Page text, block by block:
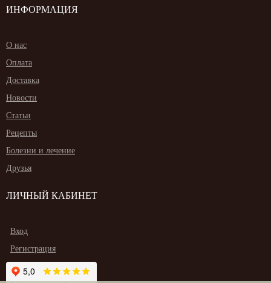
ИНФОРМАЦИЯ
О нас
Оплата
Доставка
Новости
Статьи
Рецепты
Болезни и лечение
Друзья
ЛИЧНЫЙ КАБИНЕТ
Вход
Регистрация